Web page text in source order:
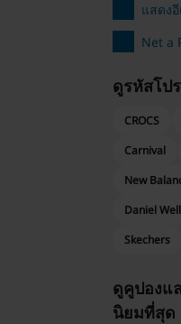
แสดงอี
Net a
ดูรหัสโป
CROCS
Carnival
New
Daniel
Skechers
ดูคูปองแ
นิยมที่สุด